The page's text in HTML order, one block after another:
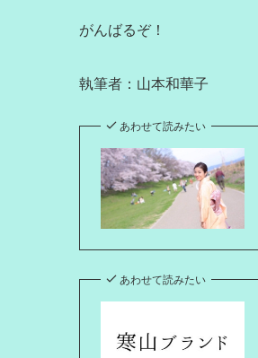
がんばるぞ！
執筆者：山本和華子
あわせて読みたい
あわせて読みたい